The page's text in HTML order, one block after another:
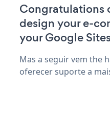
Congratulations
design your e-
your Google
Mas a seguir vem the
oferecer suporte a